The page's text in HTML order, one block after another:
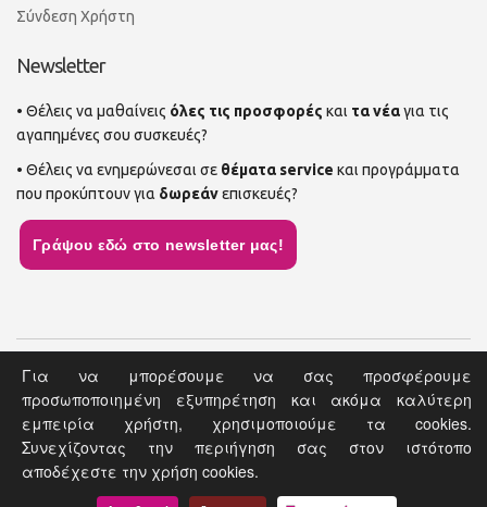
Σύνδεση Χρήστη
Newsletter
• Θέλεις να μαθαίνεις όλες τις προσφορές και τα νέαγια τις
αγαπημένες σου συσκευές?
• Θέλεις να ενημερώνεσαι σε θέματα service και προγράμματα
που προκύπτουν για δωρεάνεπισκευές?
Γράψου εδώ στο newsletter μας!
Αρχική Σελίδα Site Map
Επικοινωνία
Copyright © 2019 Document. All rights reserved. | Web Design by
CnC Tech& Ruler Digital Agency
Για να μπορέσουμε να σας προσφέρουμε
προσωποποιημένη εξυπηρέτηση και ακόμα καλύτερη
εμπειρία χρήστη, χρησιμοποιούμε τα cookies.
Συνεχίζοντας την περιήγηση σας στον ιστότοπο
αποδέχεστε την χρήση cookies.